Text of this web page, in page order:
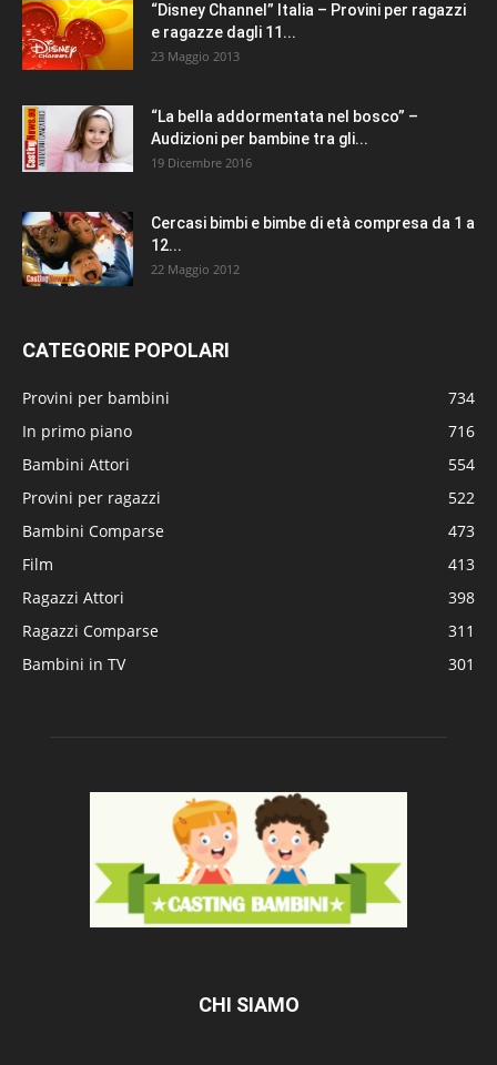
“Disney Channel” Italia – Provini per ragazzi
e ragazze dagli 11...
23 Maggio 2013
“La bella addormentata nel bosco” –
Audizioni per bambine tra gli...
19 Dicembre 2016
Cercasi bimbi e bimbe di età compresa da 1 a
12...
22 Maggio 2012
CATEGORIE POPOLARI
Provini per bambini
734
In primo piano
716
Bambini Attori
554
Provini per ragazzi
522
Bambini Comparse
473
Film
413
Ragazzi Attori
398
Ragazzi Comparse
311
Bambini in TV
301
CHI SIAMO